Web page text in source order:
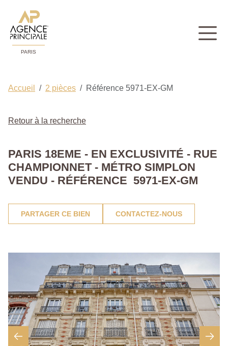
PARIS
Accueil 2 pièces Référence 5971-EX-GM
Retour à la recherche
PARIS 18EME - EN EXCLUSIVITÉ - RUE
CHAMPIONNET - MÉTRO SIMPLON
VENDU - RÉFÉRENCE 5971-EX-GM
PARTAGER CE BIEN CONTACTEZ-NOUS